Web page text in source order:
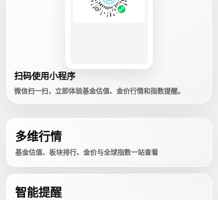
扫码使用小程序
微信扫一扫，立即体验基金估值、金价行情和指数提醒。
多维行情
基金估值、板块排行、金价与全球指数一站查看
智能提醒